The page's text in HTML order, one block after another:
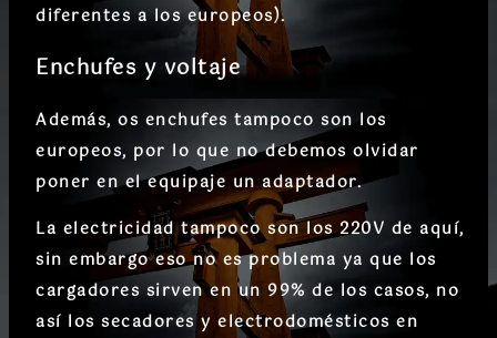
diferentes a los europeos).
Enchufes y voltaje
Además, os enchufes tampoco son los
europeos, por lo que no debemos olvidar
poner en el equipaje un adaptador.
​La electricidad tampoco son los 220V de aquí,
sin embargo eso no es problema ya que los
cargadores sirven en un 99% de los casos, no
así los secadores y electrodomésticos en